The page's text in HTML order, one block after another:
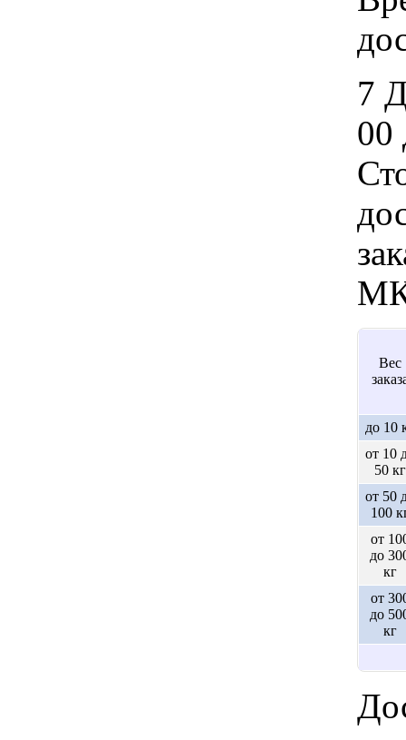
7
00
Вес
до 10
от 10
50 кг
от 50
100
от
до
кг
от
до
кг